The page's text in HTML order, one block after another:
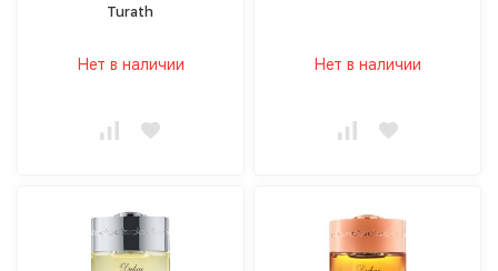
Turath
Нет в наличии Нет в наличии